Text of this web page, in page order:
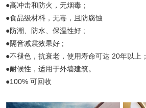
●高冲击和防火，无烟毒；
●食品级材料，无毒，且防腐蚀
●防潮、防水、保温性好 ;
●隔音减震效果好 ;
●不褪色，抗衰老，使用寿命可达 20年以上；
●耐候性，适用于外墙建筑。
●100% 可回收